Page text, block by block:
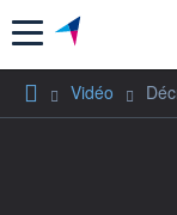
Menu
Vidéo